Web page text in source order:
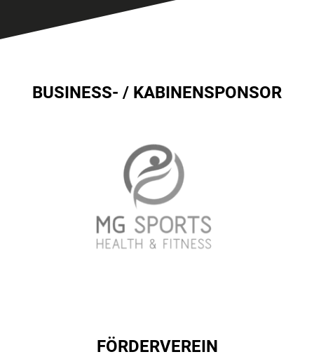
BUSINESS- / KABINENSPONSOR
FÖRDERVEREIN